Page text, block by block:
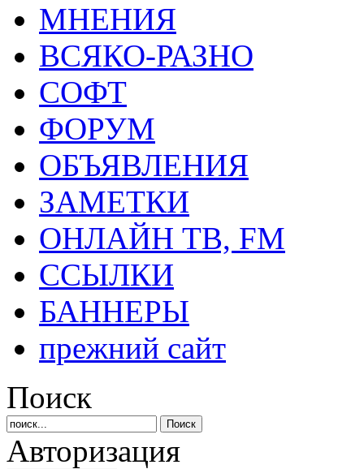
МНЕНИЯ
ВСЯКО-РАЗНО
СОФТ
ФОРУМ
ОБЪЯВЛЕНИЯ
ЗАМЕТКИ
ОНЛАЙН ТВ, FM
ССЫЛКИ
БАННЕРЫ
прежний сайт
Поиск
Авторизация